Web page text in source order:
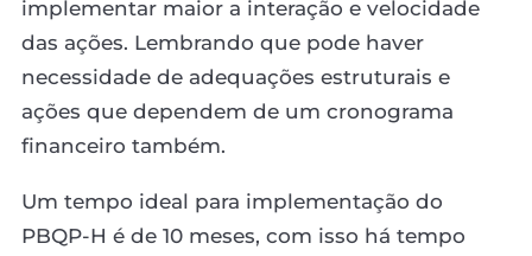
implementar maior a interação e velocidade
das ações. Lembrando que pode haver
necessidade de adequações estruturais e
ações que dependem de um cronograma
financeiro também.
Um tempo ideal para implementação do
PBQP-H é de 10 meses, com isso há tempo